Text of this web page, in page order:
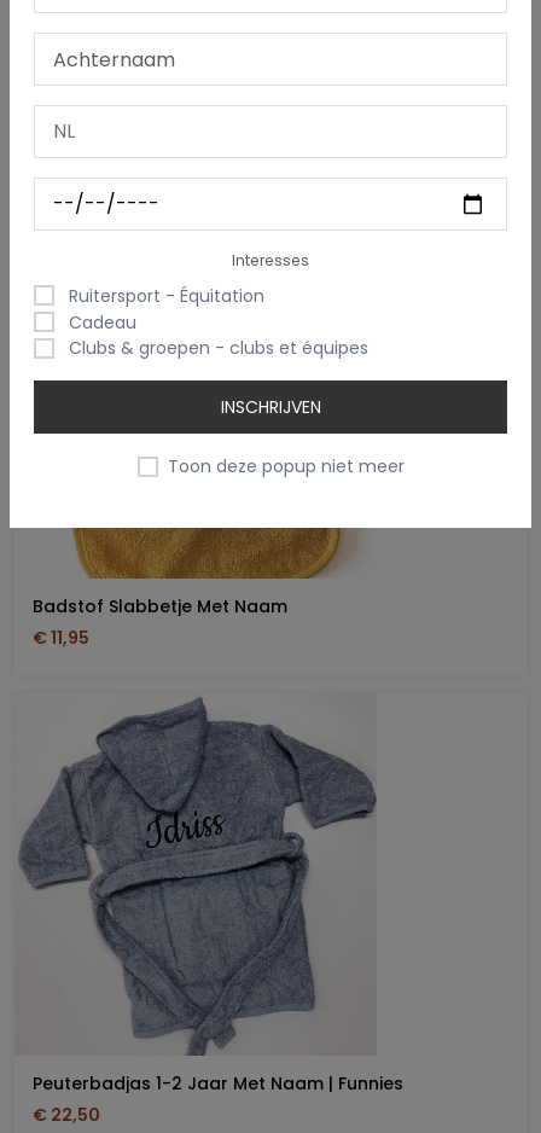
Babymuts Met Geborduurde Naam
€ 11,95
Badstof Slabbetje Met Naam
€ 11,95
Peuterbadjas 1-2 Jaar Met Naam | Funnies
€ 22,50
Interesses
Ruitersport - Équitation
Cadeau
Clubs & groepen - clubs et équipes
INSCHRIJVEN
Toon deze popup niet meer